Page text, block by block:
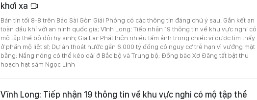
khơi xa
Bản tin tối 8-8 trên Báo Sài Gòn Giải Phóng có các thông tin đáng chú ý sau: Gắn kết an
toàn dầu khí với an ninh quốc gia; Vĩnh Long: Tiếp nhận 19 thông tin về khu vực nghi có
mộ tập thể bộ đội hy sinh; Gia Lai: Phát hiện nhiều tấm ảnh trong chiếc ví được tìm thấy
ở phần mộ liệt sĩ; Dự án thoát nước gần 6.000 tỷ đồng có nguy cơ trễ hạn vì vướng mặt
bằng; Nắng nóng có thể kéo dài ở Bắc bộ và Trung bộ; Đồng bào Xơ Đăng tất bật thu
hoạch hạt sâm Ngọc Linh
Vĩnh Long: Tiếp nhận 19 thông tin về khu vực nghi có mộ tập thể